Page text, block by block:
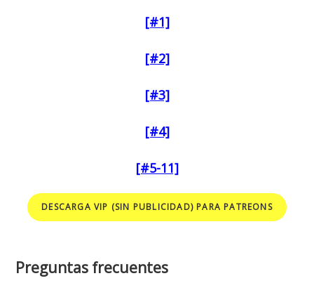
[#1]
[#2]
[#3]
[#4]
[#5-11]
DESCARGA VIP (SIN PUBLICIDAD) PARA PATREONS
Preguntas frecuentes